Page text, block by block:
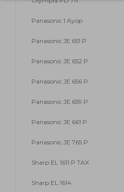
Panasonic 1 Ayop
Panasonic JE 651 P
Panasonic JE 652 P
Panasonic JE 656 P
Panasonic JE 659 P
Panasonic JE 661 P
Panasonic JE 765 P
Sharp EL 1611 P TAX
Sharp EL 1614